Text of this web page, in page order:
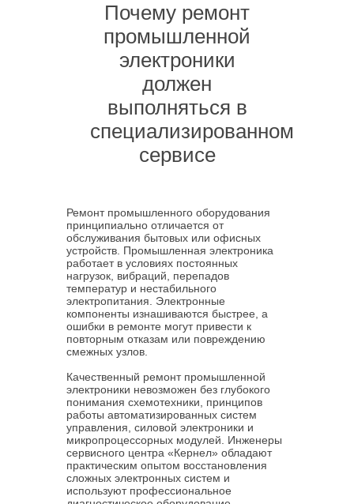
Почему ремонт
промышленной
электроники
должен
выполняться в
специализированном
сервисе
Ремонт промышленного оборудования
принципиально отличается от
обслуживания бытовых или офисных
устройств. Промышленная электроника
работает в условиях постоянных
нагрузок, вибраций, перепадов
температур и нестабильного
электропитания. Электронные
компоненты изнашиваются быстрее, а
ошибки в ремонте могут привести к
повторным отказам или повреждению
смежных узлов.
Качественный ремонт промышленной
электроники невозможен без глубокого
понимания схемотехники, принципов
работы автоматизированных систем
управления, силовой электроники и
микропроцессорных модулей. Инженеры
сервисного центра «Кернел» обладают
практическим опытом восстановления
сложных электронных систем и
используют профессиональное